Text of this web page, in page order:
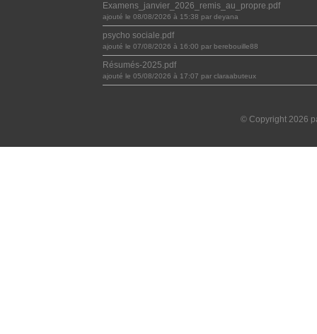
Examens_janvier_2026_remis_au_propre.pdf
ajouté le 08/08/2026 à 15:38 par deyana
psycho sociale.pdf
ajouté le 07/08/2026 à 16:00 par berebouille88
Résumés-2025.pdf
ajouté le 05/08/2026 à 17:07 par claraabuteux
© Copyright 2026